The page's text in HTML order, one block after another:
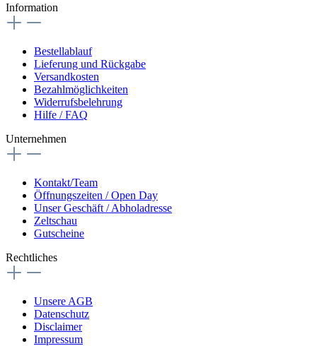
Information
Bestellablauf
Lieferung und Rückgabe
Versandkosten
Bezahlmöglichkeiten
Widerrufsbelehrung
Hilfe / FAQ
Unternehmen
Kontakt/Team
Öffnungszeiten / Open Day
Unser Geschäft / Abholadresse
Zeltschau
Gutscheine
Rechtliches
Unsere AGB
Datenschutz
Disclaimer
Impressum